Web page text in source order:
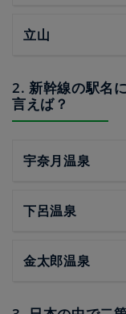
立山
2. 新幹線の駅名
言えば？
宇奈月温泉
下呂温泉
金太郎温泉